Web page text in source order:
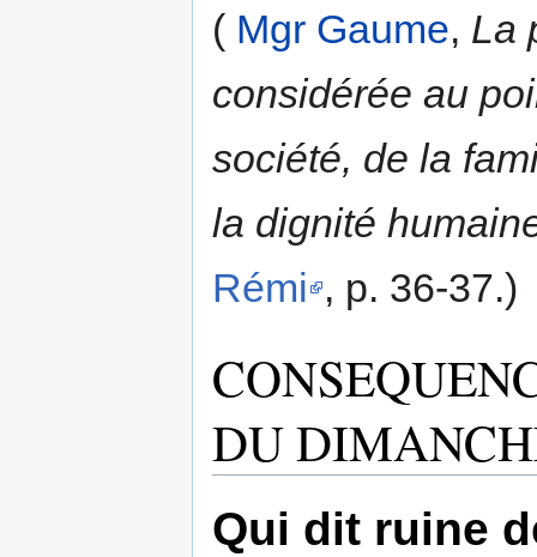
( Mgr Gaume, La
considérée au
société, de la
la dignité
Rémi , p. 36-37.)
DU
Qui dit ruine